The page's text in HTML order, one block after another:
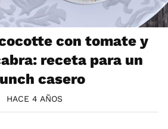
con tomate y
receta para un
casero
HACE 4 AÑOS